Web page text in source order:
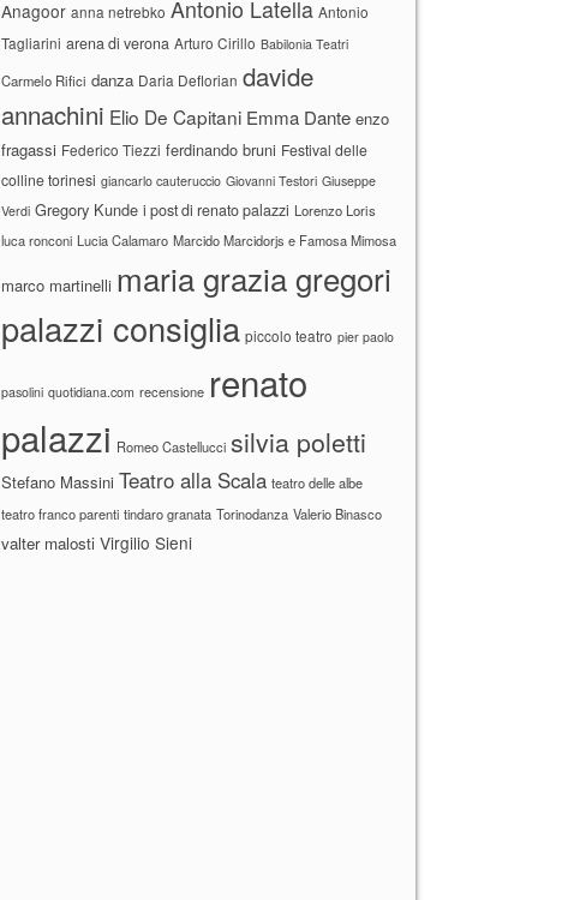
Anagoor anna netrebko Antonio Latella Antonio
Tagliarini arena di verona Arturo Cirillo Babilonia Teatri
Carmelo Rifici danza Daria Deflorian davide
annachini Elio De Capitani Emma Dante enzo
fragassi Federico Tiezzi ferdinando bruni Festival delle
colline torinesi giancarlo cauteruccio Giovanni Testori Giuseppe
Verdi Gregory Kunde i post di renato palazzi Lorenzo Loris
luca ronconi Lucia Calamaro Marcido Marcidorjs e Famosa Mimosa
marco martinelli maria grazia gregori
palazzi consiglia piccolo teatro pier paolo
pasolini quotidiana.com recensione renato
palazzi Romeo Castellucci silvia poletti
Stefano Massini Teatro alla Scala teatro delle albe
teatro franco parenti tindaro granata Torinodanza Valerio Binasco
valter malosti Virgilio Sieni